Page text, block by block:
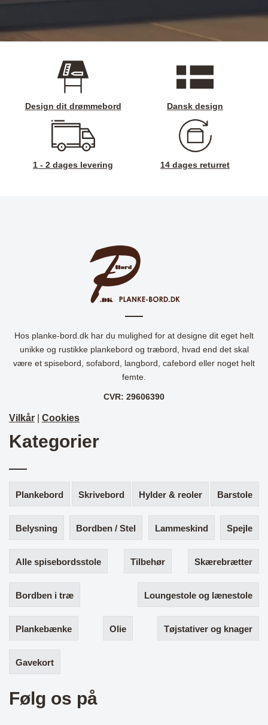
Design dit drømmebord Dansk design
1 - 2 dages levering 14 dages returret
Hos planke-bord.dk har du mulighed for at designe dit eget helt
unikke og rustikke plankebord og træbord, hvad end det skal
være et spisebord, sofabord, langbord, cafebord eller noget helt
femte.
CVR: 29606390
Vilkår Cookies
Kategorier
Plankebord Skrivebord Hylder & reoler Barstole
Belysning Bordben / Stel Lammeskind Spejle
Alle spisebordsstole Tilbehør Skærebrætter
Bordben i træ Loungestole og lænestole
Plankebænke Olie Tøjstativer og knager
Gavekort
Følg os på